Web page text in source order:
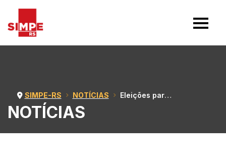
NOTÍCIAS
SIMPE-RS NOTÍCIAS Eleições para Procurador-Geral de Justiça: três candidaturas confirmadas